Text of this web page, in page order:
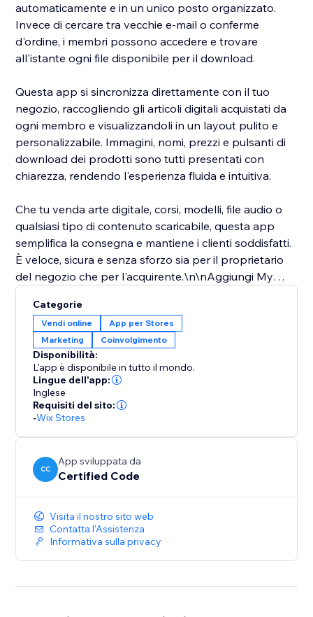
automaticamente e in un unico posto organizzato.
Invece di cercare tra vecchie e-mail o conferme
d'ordine, i membri possono accedere e trovare
all'istante ogni file disponibile per il download.
Questa app si sincronizza direttamente con il tuo
negozio, raccogliendo gli articoli digitali acquistati da
ogni membro e visualizzandoli in un layout pulito e
personalizzabile. Immagini, nomi, prezzi e pulsanti di
download dei prodotti sono tutti presentati con
chiarezza, rendendo l'esperienza fluida e intuitiva.
Che tu venda arte digitale, corsi, modelli, file audio o
qualsiasi tipo di contenuto scaricabile, questa app
semplifica la consegna e mantiene i clienti soddisfatti.
È veloce, sicura e senza sforzo sia per il proprietario
del negozio che per l'acquirente.\n\nAggiungi My
cliente, aumentare la fiducia e offrire un centro di
download curato e intuitivo per i tuoi prodotti digitali.
Categorie
Vendi online
App per Stores
Marketing
Coinvolgimento
Disponibilità:
L'app è disponibile in tutto il mondo.
Lingue dell'app:
Inglese
Requisiti del sito:
-Wix Stores
CC
App sviluppata da
Certified Code
Visita il nostro sito web
Contatta l'Assistenza
Informativa sulla privacy